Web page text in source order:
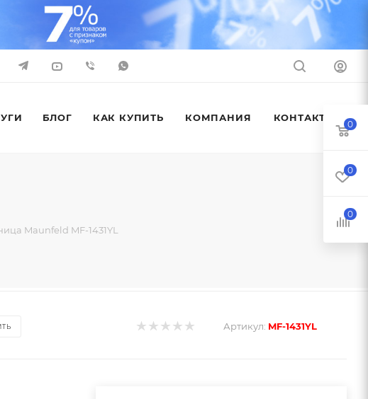
БЛОГ КАК КУПИТЬ КОМПАНИЯ КОНТАКТЫ
Maunfeld MF-1431YL
Артикул: MF-1431YL
0
0
0